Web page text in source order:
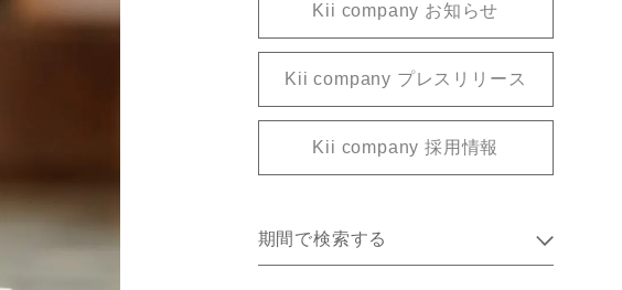
Kii company お知らせ
Kii company プレスリリース
Kii company 採用情報
期間で検索する